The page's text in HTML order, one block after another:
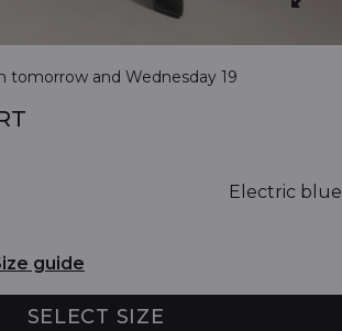
tomorrow and Wednesday 19
Electric blue
guide
SELECT SIZE